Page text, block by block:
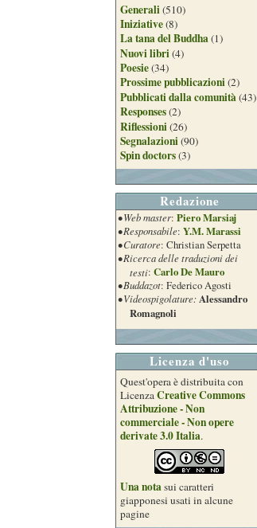
Generali(510)
Iniziative(8)
La tana del Buddha(1)
Nuovi libri(4)
Poesie(34)
Prossime pubblicazioni(2)
Pubblicati dalla comunità(43)
Responses(2)
Riflessioni(26)
Segnalazioni(90)
Spin doctors(3)
Redazione
• Web master: Piero Marsiaj
• Responsabile: Y.M. Marassi
• Curatore: Christian Serpetta
• Ricerca delle traduzioni dei
testi: Carlo De Mauro
• Buddazot: Federico Agosti
• Videospigolature:Alessandro
Romagnoli
Licenza d'uso
Quest'opera è distribuita con
LicenzaCreative Commons
Attribuzione - Non
commerciale - Non opere
derivate 3.0 Italia.
Una notasui caratteri
giapponesi usati in alcune
pagine